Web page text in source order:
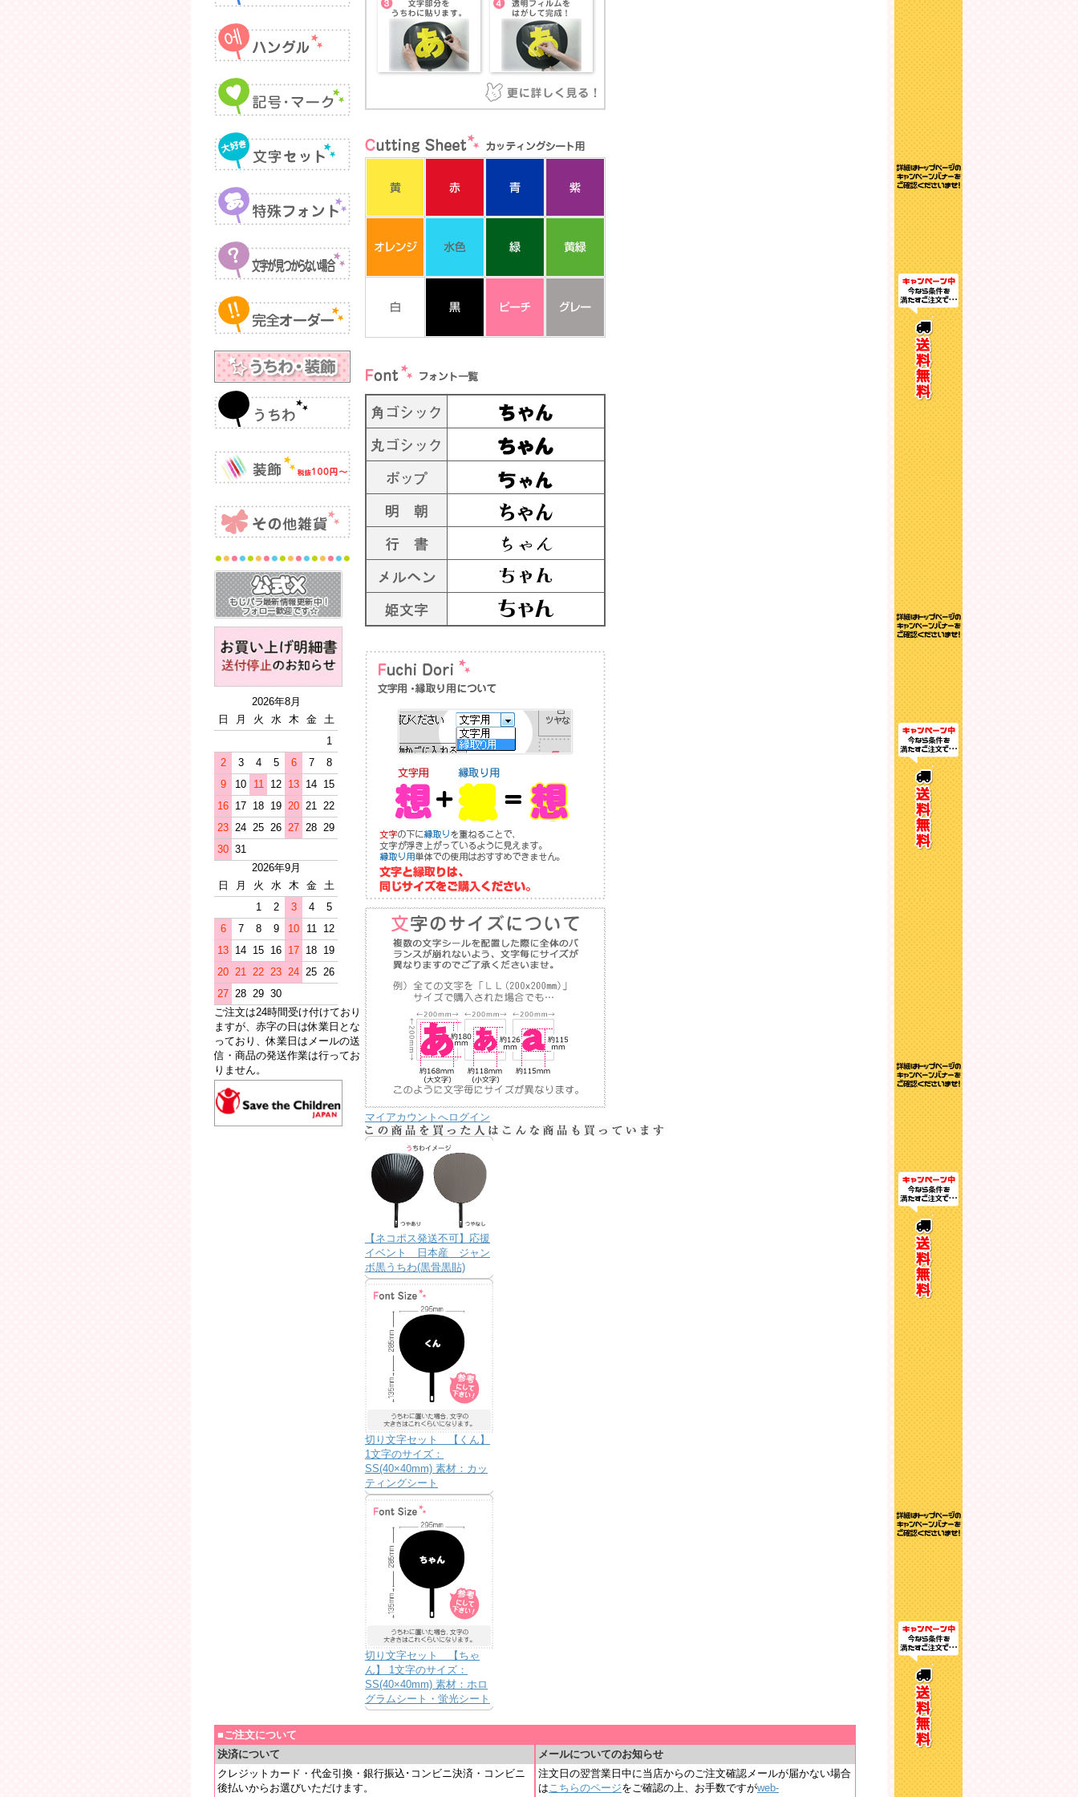
2026年8月
日
月 火 水 木 金
土
1
2
3 4 5 6 7
8
9
10 11 12 13 14 15
16 17 18 19 20 21 22
23 24 25 26 27 28 29
30 31
2026年9月
日
月 火 水 木 金
土
1
2 3 4
5
6
7 8 9 10 11
12
13 14 15 16 17 18 19
20 21 22 23 24 25 26
27 28 29 30
ご注文は24時間受け付けており
ますが、赤字の日は休業日とな
っており、休業日はメールの送
信・商品の発送作業は行ってお
りません。
マイアカウントへログイン
【ネコポス発送不可】応援
イベント 日本産 ジャン
ボ黒うちわ(黒骨黒貼)
切り文字セット 【くん】
1文字のサイズ：
SS(40×40mm) 素材：カッ
ティングシート
切り文字セット 【ちゃ
ん】 1文字のサイズ：
SS(40×40mm) 素材：ホロ
グラムシート・蛍光シート
■ご注文について
決済について
クレジットカード・代金引換・銀行振込･コンビニ決済・コンビニ
後払いからお選びいただけます。
メールについてのお知らせ
注文日の翌営業日中に当店からのご注文確認メールが届かない場合
はこちらのページをご確認の上、お手数ですがweb-